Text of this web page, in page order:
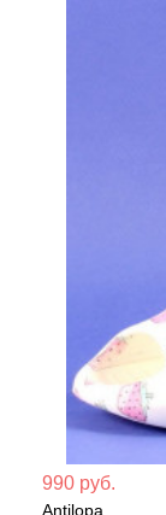
990 руб.
Antilopa